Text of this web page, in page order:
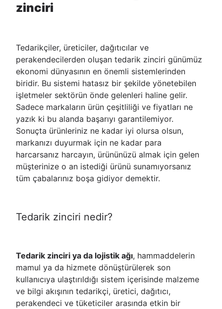
zinciri
Tedarikçiler, üreticiler, dağıtıcılar ve
perakendecilerden oluşan tedarik zinciri günümüz
ekonomi dünyasının en önemli sistemlerinden
biridir. Bu sistemi hatasız bir şekilde yönetebilen
işletmeler sektörün önde gelenleri haline gelir.
Sadece markaların ürün çeşitliliği ve fiyatları ne
yazık ki bu alanda başarıyı garantilemiyor.
Sonuçta ürünleriniz ne kadar iyi olursa olsun,
markanızı duyurmak için ne kadar para
harcarsanız harcayın, ürününüzü almak için gelen
müşterinize o an istediği ürünü sunamıyorsanız
tüm çabalarınız boşa gidiyor demektir.
Tedarik zinciri nedir?
Tedarik zinciri ya da lojistik ağı, hammaddelerin
mamul ya da hizmete dönüştürülerek son
kullanıcıya ulaştırıldığı sistem içerisinde malzeme
ve bilgi akışının tedarikçi, üretici, dağıtıcı,
perakendeci ve tüketiciler arasında etkin bir